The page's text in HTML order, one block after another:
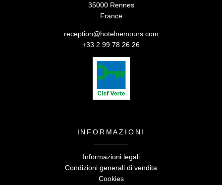
35000 Rennes
France
reception@hotelnemours.com
+33 2 99 78 26 26
INFORMAZIONI
Informazioni legali
Condizioni generali di vendita
Cookies
5 rue de Nemours
reception@hotelnemours.com-